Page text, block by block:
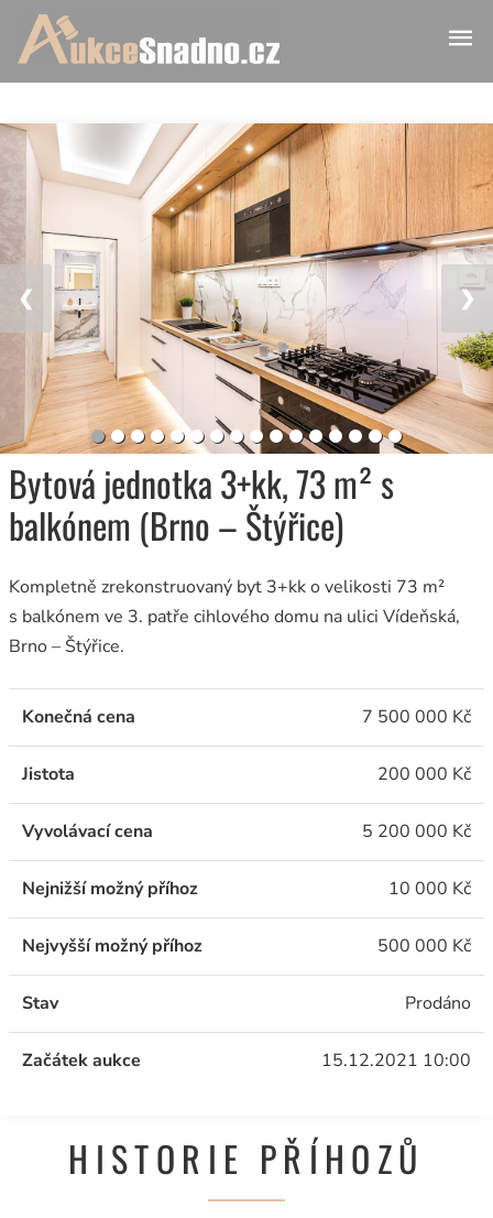
❮ ❯
Bytová jednotka 3+kk, 73 m² s
balkónem (Brno – Štýřice)
Kompletně zrekonstruovaný byt 3+kk o velikosti 73 m²
s balkónem ve 3. patře cihlového domu na ulici Vídeňská,
Brno – Štýřice.
Konečná cena 7 500 000 Kč
Jistota 200 000 Kč
Vyvolávací cena 5 200 000 Kč
Nejnižší možný příhoz 10 000 Kč
Nejvyšší možný příhoz 500 000 Kč
Stav Prodáno
Začátek aukce 15.12.2021 10:00
HISTORIE PŘÍHOZŮ